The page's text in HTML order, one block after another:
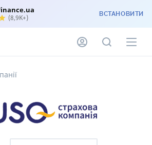
(8,9K+) ВСТАНОВИТИ